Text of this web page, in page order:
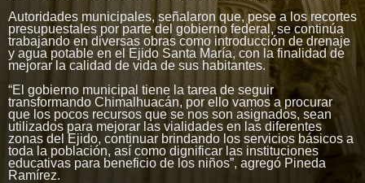
Autoridades municipales, señalaron que, pese a los recortes
presupuestales por parte del gobierno federal, se continúa
trabajando en diversas obras como introducción de drenaje
y agua potable en el Ejido Santa María, con la finalidad de
mejorar la calidad de vida de sus habitantes.
“El gobierno municipal tiene la tarea de seguir
transformando Chimalhuacán, por ello vamos a procurar
que los pocos recursos que se nos son asignados, sean
utilizados para mejorar las vialidades en las diferentes
zonas del Ejido, continuar brindando los servicios básicos a
toda la población, así como dignificar las instituciones
educativas para beneficio de los niños”, agregó Pineda
Ramírez.